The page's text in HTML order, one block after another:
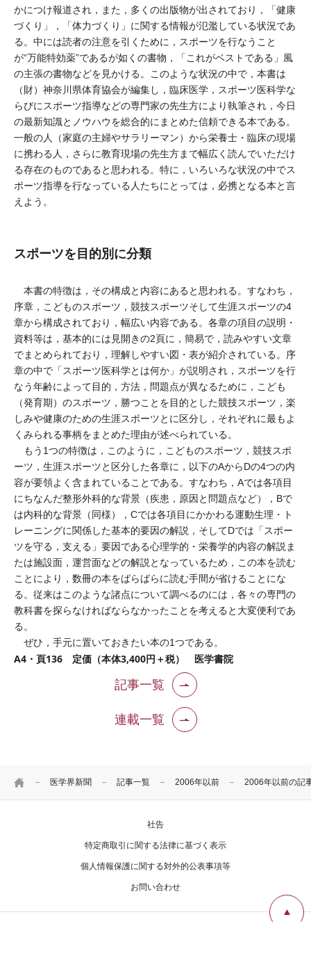
HOME 医学界新聞 記事一覧 2006年以前 2006年以前の記
かにつけ報道され，また，多くの出版物が出されており，「健康
づくり」，「体力づくり」に関する情報が氾濫している状況であ
る。中には読者の注意を引くために，スポーツを行なうこと
が“万能特効薬”であるが如くの書物，「これがベストである」風
の主張の書物などを見かける。このような状況の中で，本書は
（財）神奈川県体育協会が編集し，臨床医学，スポーツ医科学な
らびにスポーツ指導などの専門家の先生方により執筆され，今日
の最新知識とノウハウを総合的にまとめた信頼できる本である。
一般の人（家庭の主婦やサラリーマン）から栄養士・臨床の現場
に携わる人，さらに教育現場の先生方まで幅広く読んでいただけ
る存在のものであると思われる。特に，いろいろな状況の中でス
ポーツ指導を行なっている人たちにとっては，必携となる本と言
えよう。
スポーツを目的別に分類
本書の特徴は，その構成と内容にあると思われる。すなわち，
序章，こどものスポーツ，競技スポーツそして生涯スポーツの4
章から構成されており，幅広い内容である。各章の項目の説明・
資料等は，基本的には見開きの2頁に，簡易で，読みやすい文章
でまとめられており，理解しやすい図・表が紹介されている。序
章の中で「スポーツ医科学とは何か」が説明され，スポーツを行
なう年齢によって目的，方法，問題点が異なるために，こども
（発育期）のスポーツ，勝つことを目的とした競技スポーツ，楽
しみや健康のための生涯スポーツとに区分し，それぞれに最もよ
くみられる事柄をまとめた理由が述べられている。
もう1つの特徴は，このように，こどものスポーツ，競技スポ
ーツ，生涯スポーツと区分した各章に，以下のAからDの4つの内
容が要領よく含まれていることである。すなわち，Aでは各項目
にちなんだ整形外科的な背景（疾患，原因と問題点など），Bで
は内科的な背景（同様），Cでは各項目にかかわる運動生理・ト
レーニングに関係した基本的要因の解説，そしてDでは「スポー
ツを守る，支える」要因である心理学的・栄養学的内容の解説ま
たは施設面，運営面などの解説となっているため，この本を読む
ことにより，数冊の本をばらばらに読む手間が省けることにな
る。従来はこのような諸点について調べるのには，各々の専門の
教科書を探らなければならなかったことを考えると大変便利であ
る。
ぜひ，手元に置いておきたい本の1つである。
A4・頁136 定価（本体3,400円＋税） 医学書院
記事一覧
連載一覧
社告
特定商取引に関する法律に基づく表示
個人情報保護に関する対外的公表事項等
お問い合わせ